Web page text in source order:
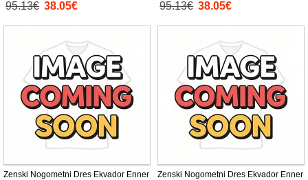
95.13€ 38.05€ 95.13€ 38.05€
Zenski Nogometni Dres Ekvador Enner
Zenski Nogometni Dres Ekvador Enner